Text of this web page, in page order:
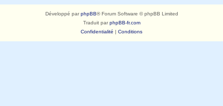
Développé parphpBB® Forum Software © phpBB Limited
Traduit parphpBB-fr.com
Confidentialité | Conditions